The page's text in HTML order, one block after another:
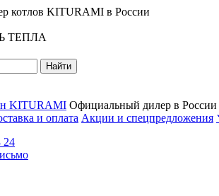
котлов KITURAMI в России
ТЕПЛА
Найти
Официальный дилер в России
и оплата Акции и спецпредложения
24